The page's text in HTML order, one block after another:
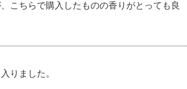
こちらで購入したものの香りがとっても良
りました。